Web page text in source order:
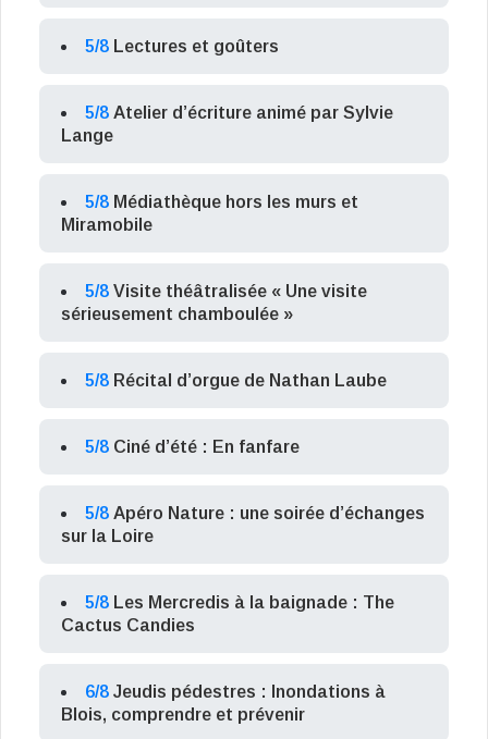
5/8 Lectures et goûters
5/8 Atelier d’écriture animé par Sylvie
Lange
5/8 Médiathèque hors les murs et
Miramobile
5/8 Visite théâtralisée « Une visite
sérieusement chamboulée »
5/8 Récital d’orgue de Nathan Laube
5/8 Ciné d’été : En fanfare
5/8 Apéro Nature : une soirée d’échanges
sur la Loire
5/8 Les Mercredis à la baignade : The
Cactus Candies
6/8 Jeudis pédestres : Inondations à
Blois, comprendre et prévenir